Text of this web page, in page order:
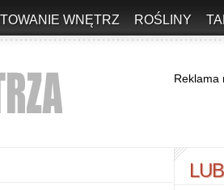
WNĘTRZ ROŚLINY
Reklama